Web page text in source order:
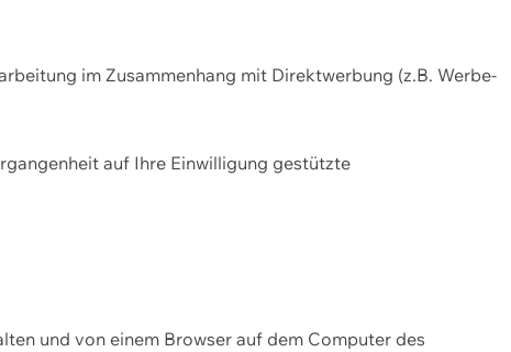
im Zusammenhang mit Direktwerbung (z.B. Werbe-
auf Ihre Einwilligung gestützte
und von einem Browser auf dem Computer des